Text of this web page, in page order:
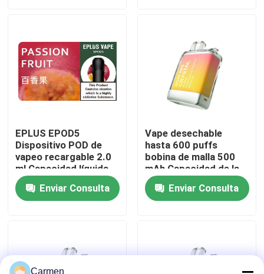
Sobre nosotros
Visita a la fábrica
Contacto
Solicitar una cotización
ELFBAR Vape
EPLUS EPOD5
Dispositivo POD de
vapeo recargable 2.0
ml Capacidad líquida
20 mg/ml Opciones de
sabor de nicotina 21
Enviar Consulta
Vape desechable
hasta 600 puffs
bobina de malla 500
mAh Capacidad de la
batería 2 ml E-líquido
Ananas melocotón
mango
Enviar Consulta
Carmen